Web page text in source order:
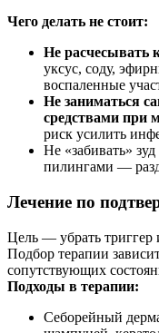
Чего делать не стоит:
Не расчесывать
уксус, соду,
воспаленные
Не заниматься
средствами при
риск усилить
Не «забивать»
пилингами —
Лечение по
Цель — убрать триггер
Подбор терапии
сопутствующих
Подходы в терапии:
Себорейный